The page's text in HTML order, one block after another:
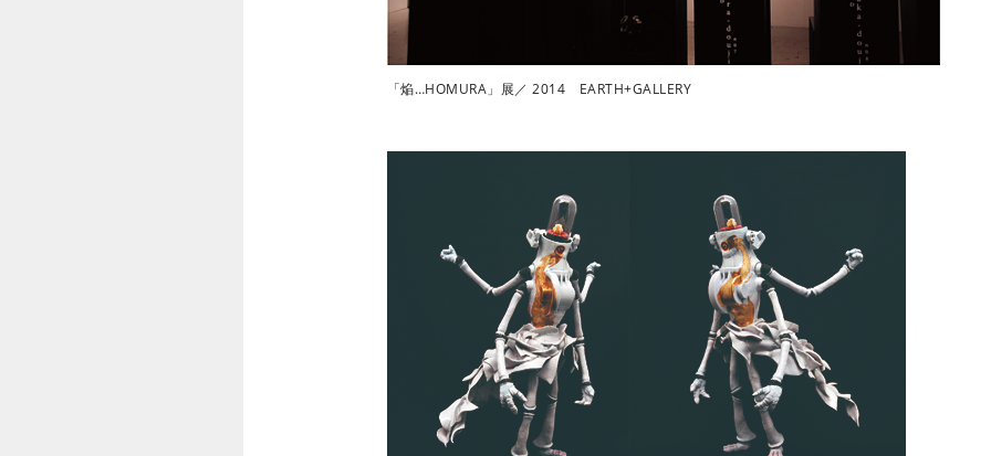
「焔…HOMURA」展／ 2014 EARTH+GALLERY